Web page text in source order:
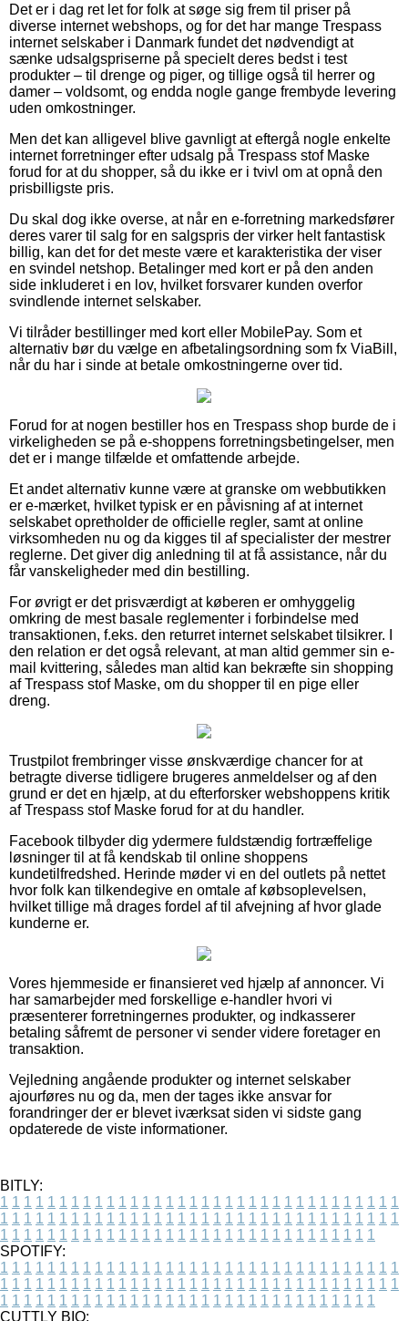
Det er i dag ret let for folk at søge sig frem til priser på
diverse internet webshops, og for det har mange Trespass
internet selskaber i Danmark fundet det nødvendigt at
sænke udsalgspriserne på specielt deres bedst i test
produkter – til drenge og piger, og tillige også til herrer og
damer – voldsomt, og endda nogle gange frembyde levering
uden omkostninger.
Men det kan alligevel blive gavnligt at eftergå nogle enkelte
internet forretninger efter udsalg på Trespass stof Maske
forud for at du shopper, så du ikke er i tvivl om at opnå den
prisbilligste pris.
Du skal dog ikke overse, at når en e-forretning markedsfører
deres varer til salg for en salgspris der virker helt fantastisk
billig, kan det for det meste være et karakteristika der viser
en svindel netshop. Betalinger med kort er på den anden
side inkluderet i en lov, hvilket forsvarer kunden overfor
svindlende internet selskaber.
Vi tilråder bestillinger med kort eller MobilePay. Som et
alternativ bør du vælge en afbetalingsordning som fx ViaBill,
når du har i sinde at betale omkostningerne over tid.
Forud for at nogen bestiller hos en Trespass shop burde de i
virkeligheden se på e-shoppens forretningsbetingelser, men
det er i mange tilfælde et omfattende arbejde.
Et andet alternativ kunne være at granske om webbutikken
er e-mærket, hvilket typisk er en påvisning af at internet
selskabet opretholder de officielle regler, samt at online
virksomheden nu og da kigges til af specialister der mestrer
reglerne. Det giver dig anledning til at få assistance, når du
får vanskeligheder med din bestilling.
For øvrigt er det prisværdigt at køberen er omhyggelig
omkring de mest basale reglementer i forbindelse med
transaktionen, f.eks. den returret internet selskabet tilsikrer. I
den relation er det også relevant, at man altid gemmer sin e-
mail kvittering, således man altid kan bekræfte sin shopping
af Trespass stof Maske, om du shopper til en pige eller
dreng.
Trustpilot frembringer visse ønskværdige chancer for at
betragte diverse tidligere brugeres anmeldelser og af den
grund er det en hjælp, at du efterforsker webshoppens kritik
af Trespass stof Maske forud for at du handler.
Facebook tilbyder dig ydermere fuldstændig fortræffelige
løsninger til at få kendskab til online shoppens
kundetilfredshed. Herinde møder vi en del outlets på nettet
hvor folk kan tilkendegive en omtale af købsoplevelsen,
hvilket tillige må drages fordel af til afvejning af hvor glade
kunderne er.
Vores hjemmeside er finansieret ved hjælp af annoncer. Vi
har samarbejder med forskellige e-handler hvori vi
præsenterer forretningernes produkter, og indkasserer
betaling såfremt de personer vi sender videre foretager en
transaktion.
Vejledning angående produkter og internet selskaber
ajourføres nu og da, men der tages ikke ansvar for
forandringer der er blevet iværksat siden vi sidste gang
opdaterede de viste informationer.
BITLY:
1 1 1 1 1 1 1 1 1 1 1 1 1 1 1 1 1 1 1 1 1 1 1 1 1 1 1 1 1 1 1 1 1 1
1 1 1 1 1 1 1 1 1 1 1 1 1 1 1 1 1 1 1 1 1 1 1 1 1 1 1 1 1 1 1 1 1 1
1 1 1 1 1 1 1 1 1 1 1 1 1 1 1 1 1 1 1 1 1 1 1 1 1 1 1 1 1 1 1 1
SPOTIFY:
1 1 1 1 1 1 1 1 1 1 1 1 1 1 1 1 1 1 1 1 1 1 1 1 1 1 1 1 1 1 1 1 1 1
1 1 1 1 1 1 1 1 1 1 1 1 1 1 1 1 1 1 1 1 1 1 1 1 1 1 1 1 1 1 1 1 1 1
1 1 1 1 1 1 1 1 1 1 1 1 1 1 1 1 1 1 1 1 1 1 1 1 1 1 1 1 1 1 1 1
CUTTLY BIO: